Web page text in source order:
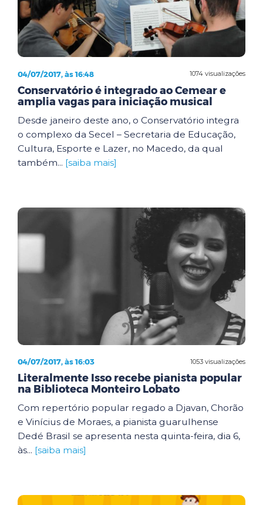
1074 visualizações
04/07/2017, às 16:48
Conservatório é integrado ao Cemear e
amplia vagas para iniciação musical
Desde janeiro deste ano, o Conservatório integra
o complexo da Secel – Secretaria de Educação,
Cultura, Esporte e Lazer, no Macedo, da qual
também... [saiba mais]
1053 visualizações
04/07/2017, às 16:03
Literalmente Isso recebe pianista popular
na Biblioteca Monteiro Lobato
Com repertório popular regado a Djavan, Chorão
e Vinícius de Moraes, a pianista guarulhense
Dedé Brasil se apresenta nesta quinta-feira, dia 6,
às... [saiba mais]